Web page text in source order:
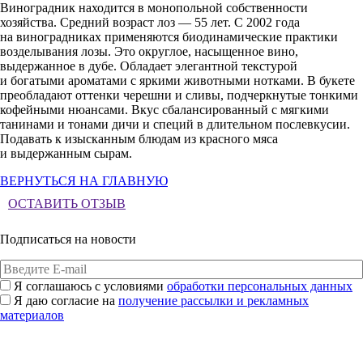
Виноградник находится в монопольной собственности
хозяйства. Средний возраст лоз — 55 лет. С 2002 года
на виноградниках применяются биодинамические практики
возделывания лозы. Это округлое, насыщенное вино,
выдержанное в дубе. Обладает элегантной текстурой
и богатыми ароматами с яркими животными нотками. В букете
преобладают оттенки черешни и сливы, подчеркнутые тонкими
кофейными нюансами. Вкус сбалансированный с мягкими
танинами и тонами дичи и специй в длительном послевкусии.
Подавать к изысканным блюдам из красного мяса
и выдержанным сырам.
ВЕРНУТЬСЯ НА ГЛАВНУЮ
ОСТАВИТЬ ОТЗЫВ
Подписаться на новости
Я соглашаюсь с условиями обработки персональных данных
Я даю согласие на получение рассылки и рекламных
материалов